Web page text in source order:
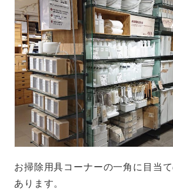
お掃除用具コーナーの一角に目当
あります。